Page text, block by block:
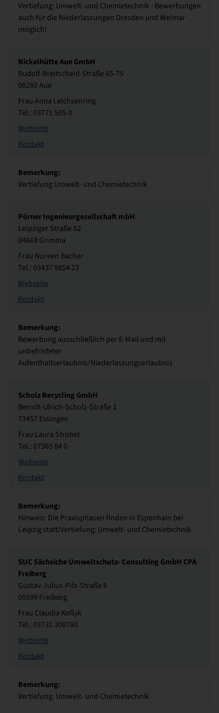
Vertiefung: Umwelt- und Chemietechnik - Bewerbungen
auch für die Niederlassungen Dresden und Weimar
möglich!
Nickelhütte Aue GmbH
Rudolf-Breitscheid-Straße 65-75
08280 Aue
Frau Anna Leichsenring
Tel.: 03771 505-0
Webseite
Kontakt
Bemerkung:
Vertiefung Umwelt- und Chemietechnik
Pörner Ingenieurgesellschaft mbH
Leipziger Straße 52
04668 Grimma
Frau Noreen Bacher
Tel.: 03437 9854 23
Webseite
Kontakt
Bemerkung:
Bewerbung ausschließlich per E-Mail und mit
unbefristeter
Aufenthaltserlaubnis/Niederlassungserlaubnis
Scholz Recycling GmbH
Berndt-Ulrich-Scholz-Straße 1
73457 Essingen
Frau Laura Strobel
Tel.: 07365 84 0
Webseite
Kontakt
Bemerkung:
Hinweis: Die Praxisphasen finden in Espenhain bei
Leipzig statt!Vertiefung: Umwelt- und Chemietechnik
SUC Sächsiche Umweltschutz- Consulting GmbH CPA
Freiberg
Gustav-Julius-Pilz-Straße 8
09599 Freiberg
Frau Claudia Koßyk
Tel.: 03731 300780
Webseite
Kontakt
Bemerkung:
Vertiefung: Umwelt- und Chemietechnik